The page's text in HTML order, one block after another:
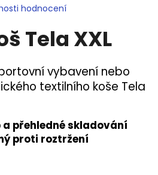
hodnocení
Tela XXL
vybavení nebo
textilního koše Tela
přehledné skladování
proti roztržení